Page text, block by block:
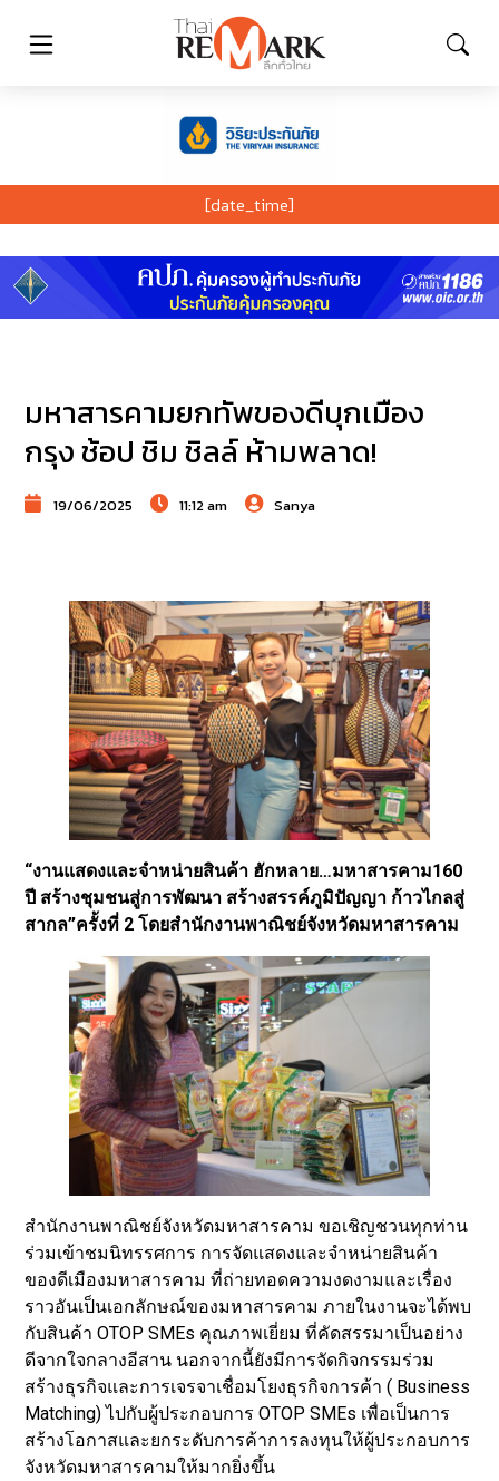
[date_time]
มหาสารคามยกทัพของดีบุกเมือง
กรุง ช้อป ชิม ชิลล์ ห้ามพลาด!
19/06/2025 11:12 am Sanya
“งานแสดงและจำหน่ายสินค้า ฮักหลาย…มหาสารคาม160
ปี สร้างชุมชนสู่การพัฒนา สร้างสรรค์ภูมิปัญญา ก้าวไกลสู่
สากล”ครั้งที่ 2 โดยสำนักงานพาณิชย์จังหวัดมหาสารคาม
สำนักงานพาณิชย์จังหวัดมหาสารคาม ขอเชิญชวนทุกท่าน
ร่วมเข้าชมนิทรรศการ การจัดแสดงและจำหน่ายสินค้า
ของดีเมืองมหาสารคาม ที่ถ่ายทอดความงดงามและเรื่อง
ราวอันเป็นเอกลักษณ์ของมหาสารคาม ภายในงานจะได้พบ
กับสินค้า OTOP SMEs คุณภาพเยี่ยม ที่คัดสรรมาเป็นอย่าง
ดีจากใจกลางอีสาน นอกจากนี้ยังมีการจัดกิจกรรมร่วม
สร้างธุรกิจและการเจรจาเชื่อมโยงธุรกิจการค้า ( Business
Matching) ไปกับผู้ประกอบการ OTOP SMEs เพื่อเป็นการ
สร้างโอกาสและยกระดับการค้าการลงทุนให้ผู้ประกอบการ
จังหวัดมหาสารคามให้มากยิ่งขึ้น